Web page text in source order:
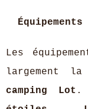
Les
largement
camping Lot .